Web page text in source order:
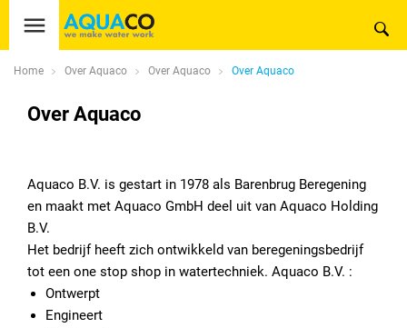
Home Over Aquaco Over Aquaco Over Aquaco
Over Aquaco
Aquaco B.V. is gestart in 1978 als Barenbrug Beregening
en maakt met Aquaco GmbH deel uit van Aquaco Holding
B.V.
Het bedrijf heeft zich ontwikkeld van beregeningsbedrijf
tot een one stop shop in watertechniek. Aquaco B.V. :
Ontwerpt
Engineert